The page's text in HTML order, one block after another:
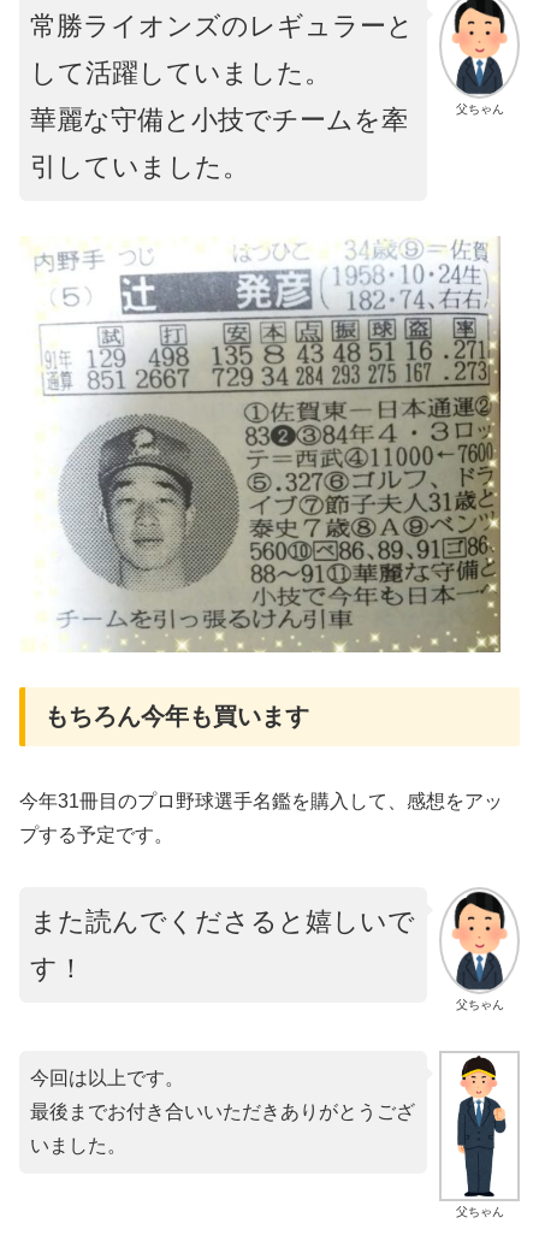
父ちゃん
常勝ライオンズのレギュラーと
して活躍していました。
華麗な守備と小技でチームを牽
引していました。
もちろん今年も買います
今年31冊目のプロ野球選手名鑑を購入して、感想をアッ
プする予定です。
父ちゃん
また読んでくださると嬉しいで
す！
父ちゃん
今回は以上です。
最後までお付き合いいただきありがとうござ
いました。